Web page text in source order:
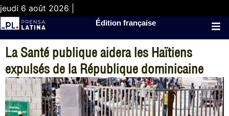
jeudi 6 août 2026 |
Édition française
La Santé publique aidera les Haïtiens
expulsés de la République dominicaine